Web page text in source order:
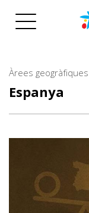
Àrees geogràfiques
Espanya